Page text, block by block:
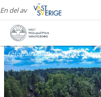
En del av
Fotograf:Ursand Resort & Camping